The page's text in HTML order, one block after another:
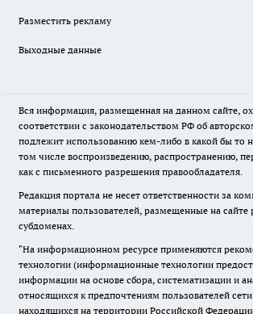
Разместить рекламу
Выходные данные
Вся информация, размещенная на данном сайте,
соответствии с законодательством РФ об
подлежит использованию кем-либо в какой бы то
том числе воспроизведению, распространению,
как с письменного разрешения правообладателя.
Редакция портала не несет ответственности за
материалы пользователей, размещенные на сайте
субдоменах.
"На информационном ресурсе применяются
технологии (информационные технологии
информации на основе сбора, систематизации и
относящихся к предпочтениям пользователей
находящихся на территории Российской